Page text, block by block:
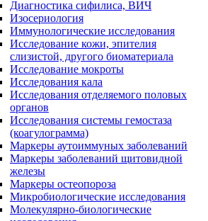
Диагностика сифилиса, ВИЧ
Изосериология
Иммунологические исследования
Исследование кожи, эпителия
слизистой, другого биоматериала
Исследование мокроты
Исследования кала
Исследования отделяемого половых
органов
Исследования системы гемостаза
(коагулограмма)
Маркеры аутоиммуных заболеваний
Маркеры заболеваний щитовидной
железы
Маркеры остеопороза
Микробиологические исследования
Молекулярно-биологические